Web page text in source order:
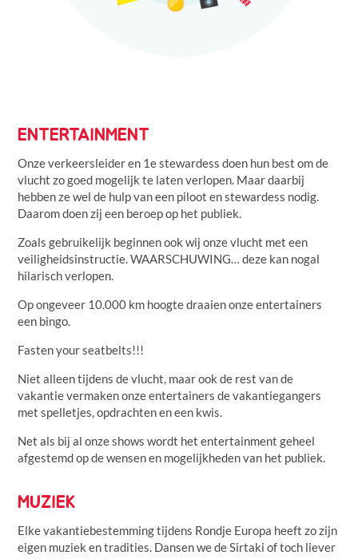
ENTERTAINMENT
Onze verkeersleider en 1e stewardess doen hun best om de
vlucht zo goed mogelijk te laten verlopen. Maar daarbij
hebben ze wel de hulp van een piloot en stewardess nodig.
Daarom doen zij een beroep op het publiek.
Zoals gebruikelijk beginnen ook wij onze vlucht met een
veiligheidsinstructie. WAARSCHUWING… deze kan nogal
hilarisch verlopen.
Op ongeveer 10.000 km hoogte draaien onze entertainers
een bingo.
Fasten your seatbelts!!!
Niet alleen tijdens de vlucht, maar ook de rest van de
vakantie vermaken onze entertainers de vakantiegangers
met spelletjes, opdrachten en een kwis.
Net als bij al onze shows wordt het entertainment geheel
afgestemd op de wensen en mogelijkheden van het publiek.
MUZIEK
Elke vakantiebestemming tijdens Rondje Europa heeft zo zijn
eigen muziek en tradities. Dansen we de Sirtaki of toch liever